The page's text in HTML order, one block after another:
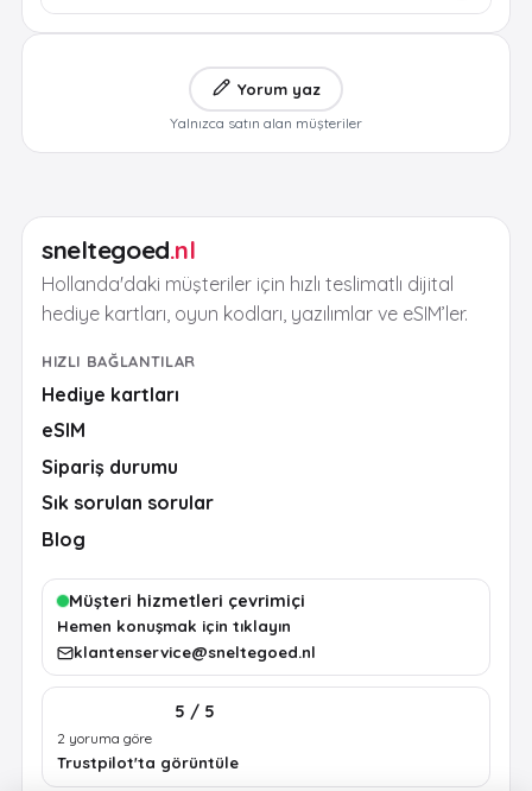
Yorum yaz
Yalnızca satın alan müşteriler
sneltegoed.nl
Hollanda'daki müşteriler için hızlı teslimatlı dijital
hediye kartları, oyun kodları, yazılımlar ve eSIM’ler.
HIZLI BAĞLANTILAR
Hediye kartları
eSIM
Sipariş durumu
Sık sorulan sorular
Blog
Müşteri hizmetleri çevrimiçi
Hemen konuşmak için tıklayın
klantenservice@sneltegoed.nl
5 / 5
2 yoruma göre
Trustpilot'ta görüntüle